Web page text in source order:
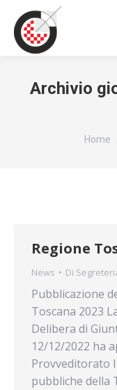
Archivio
Tu
Home
Regione
News Di
Pubblicazione
Toscana 2023
Delibera di
12/12/2022 ha
Provveditorato
pubbliche della